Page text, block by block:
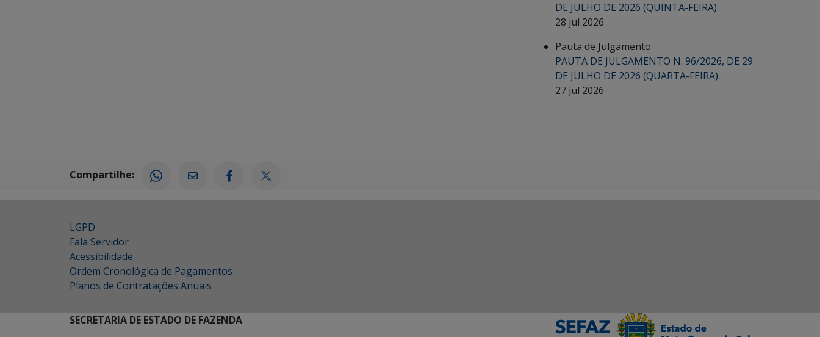
DE JULHO DE 2026 (QUINTA-FEIRA).
28 jul 2026
Pauta de Julgamento
PAUTA DE JULGAMENTO N. 96/2026, DE 29
DE JULHO DE 2026 (QUARTA-FEIRA).
27 jul 2026
Compartilhe:
LGPD
Fala Servidor
Acessibilidade
Ordem Cronológica de Pagamentos
Planos de Contratações Anuais
SECRETARIA DE ESTADO DE FAZENDA